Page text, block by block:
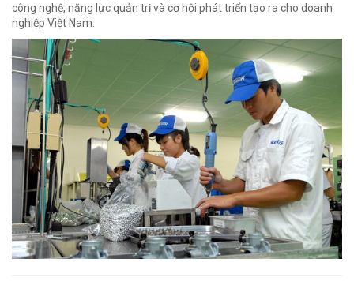
công nghệ, năng lực quản trị và cơ hội phát triển tạo ra cho doanh
nghiệp Việt Nam.